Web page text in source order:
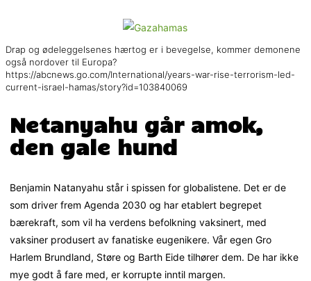
Drap og ødeleggelsenes hærtog er i bevegelse, kommer demonene
også nordover til Europa?
https://abcnews.go.com/International/years-war-rise-terrorism-led-
current-israel-hamas/story?id=103840069
Netanyahu går amok,
den gale hund
Benjamin Natanyahu står i spissen for globalistene. Det er de
som driver frem Agenda 2030 og har etablert begrepet
bærekraft, som vil ha verdens befolkning vaksinert, med
vaksiner produsert av fanatiske eugenikere. Vår egen Gro
Harlem Brundland, Støre og Barth Eide tilhører dem. De har ikke
mye godt å fare med, er korrupte inntil margen.